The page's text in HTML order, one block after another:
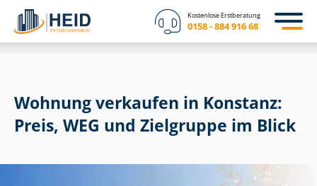
Kostenlose Erstberatung
0158 - 884 916 68
Wohnung verkaufen in Konstanz:
Preis, WEG und Zielgruppe im Blick